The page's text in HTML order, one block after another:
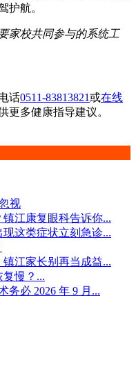
护航。
家校共同参与的系统工
话0511-83813821或在线
更多健康指导建议。
视
江康复眼科告诉你...
这类症状立刻急诊...
江家长别再当成益...
慢？...
务必 2026 年 9 月...